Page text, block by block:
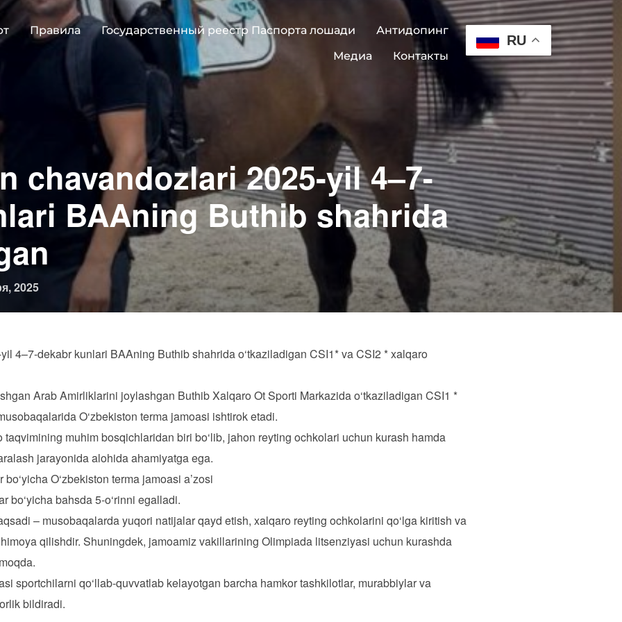
Правила Государственный реестр Паспорта лошади
Антидопинг
Медиа
Контакты
RU
chavandozlari 2025-yil 4–7-
BAAning Buthib shahrida
2025
4–7-dekabr kunlari BAAning Buthib shahrida o‘tkaziladigan CSI1* va CSI2 * xalqaro
Arab Amirliklarini joylashgan Buthib Xalqaro Ot Sporti Markazida o‘tkaziladigan CSI1 *
O‘zbekiston terma jamoasi ishtirok etadi.
muhim bosqichlaridan biri bo‘lib, jahon reyting ochkolari uchun kurash hamda
jarayonida alohida ahamiyatga ega.
O‘zbekiston terma jamoasi a’zosi
bo‘yicha bahsda 5-o‘rinni egalladi.
– musobaqalarda yuqori natijalar qayd etish, xalqaro reyting ochkolarini qo‘lga kiritish va
qilishdir. Shuningdek, jamoamiz vakillarining Olimpiada litsenziyasi uchun kurashda
sportchilarni qo‘llab-quvvatlab kelayotgan barcha hamkor tashkilotlar, murabbiylar va
bildiradi.